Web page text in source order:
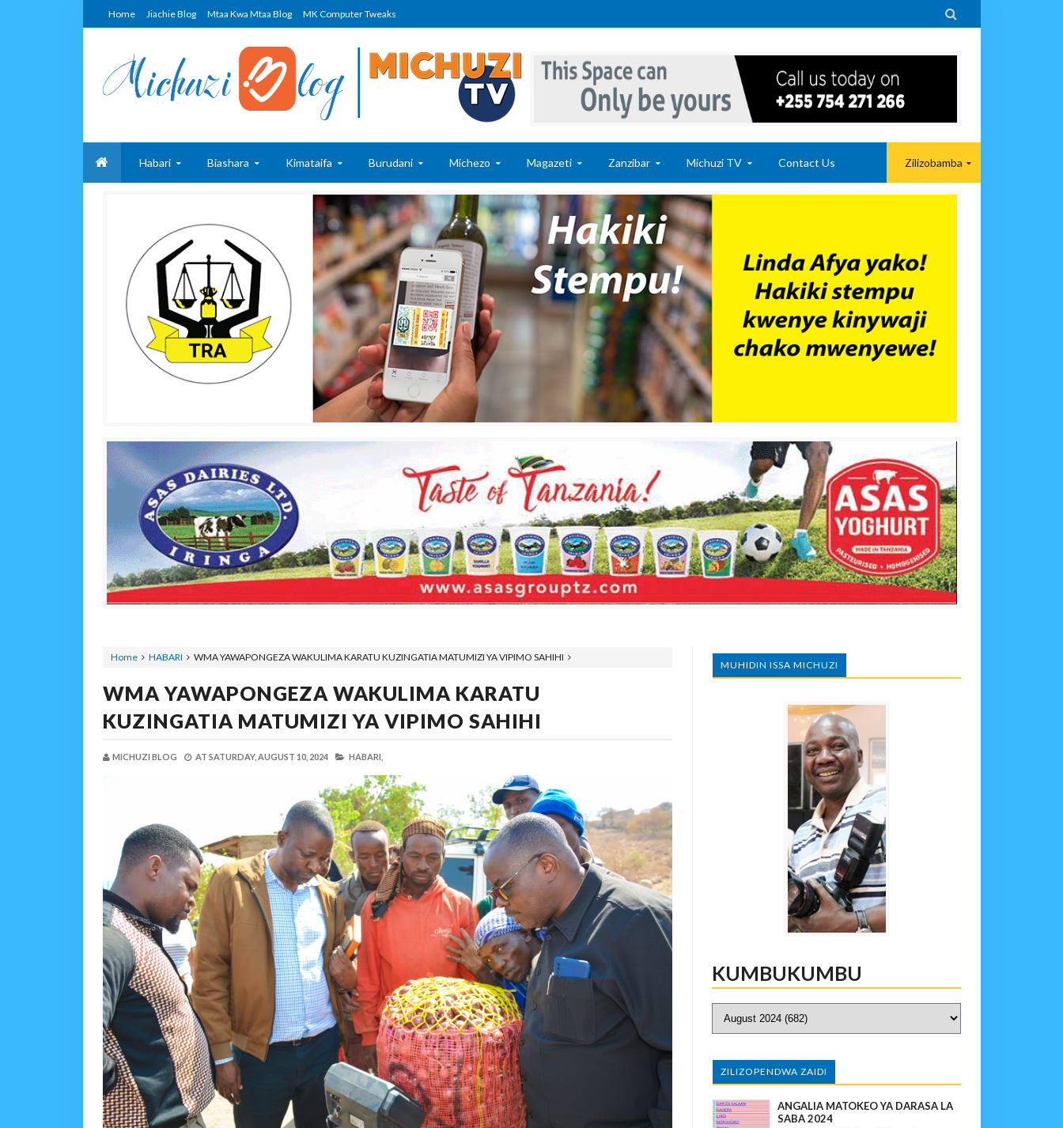
Home Jiachie Blog Mtaa Kwa Mtaa Blog MK Computer Tweaks 
Habari Biashara Kimataifa Burudani Michezo Magazeti Zanzibar Michuzi TV Contact Us Zilizobamba
Home HABARI WMA YAWAPONGEZA WAKULIMA KARATU KUZINGATIA MATUMIZI YA VIPIMO SAHIHI
WMA YAWAPONGEZA WAKULIMA KARATU
KUZINGATIA MATUMIZI YA VIPIMO SAHIHI
MICHUZI BLOG AT SATURDAY, AUGUST 10, 2024 HABARI,
MUHIDIN ISSA MICHUZI
KUMBUKUMBU
ZILIZOPENDWA ZAIDI
ANGALIA MATOKEO YA DARASA LA
SABA 2024